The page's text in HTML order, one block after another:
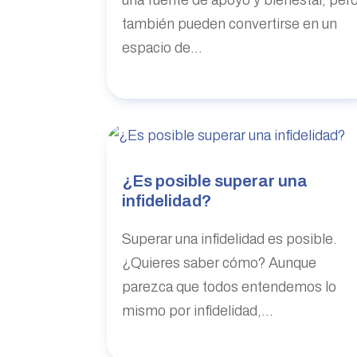
también pueden convertirse en un
espacio de...
¿Es posible superar una
infidelidad?
Superar una infidelidad es posible.
¿Quieres saber cómo? Aunque
parezca que todos entendemos lo
mismo por infidelidad,...